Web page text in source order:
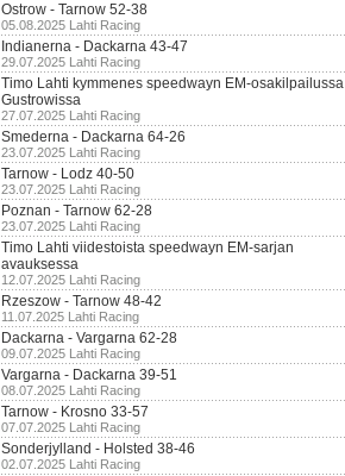
Ostrow - Tarnow 52-38
05.08.2025 Lahti Racing
Indianerna - Dackarna 43-47
29.07.2025 Lahti Racing
Timo Lahti kymmenes speedwayn EM-osakilpailussa
Gustrowissa
27.07.2025 Lahti Racing
Smederna - Dackarna 64-26
23.07.2025 Lahti Racing
Tarnow - Lodz 40-50
23.07.2025 Lahti Racing
Poznan - Tarnow 62-28
23.07.2025 Lahti Racing
Timo Lahti viidestoista speedwayn EM-sarjan
avauksessa
12.07.2025 Lahti Racing
Rzeszow - Tarnow 48-42
11.07.2025 Lahti Racing
Dackarna - Vargarna 62-28
09.07.2025 Lahti Racing
Vargarna - Dackarna 39-51
08.07.2025 Lahti Racing
Tarnow - Krosno 33-57
07.07.2025 Lahti Racing
Sonderjylland - Holsted 38-46
02.07.2025 Lahti Racing